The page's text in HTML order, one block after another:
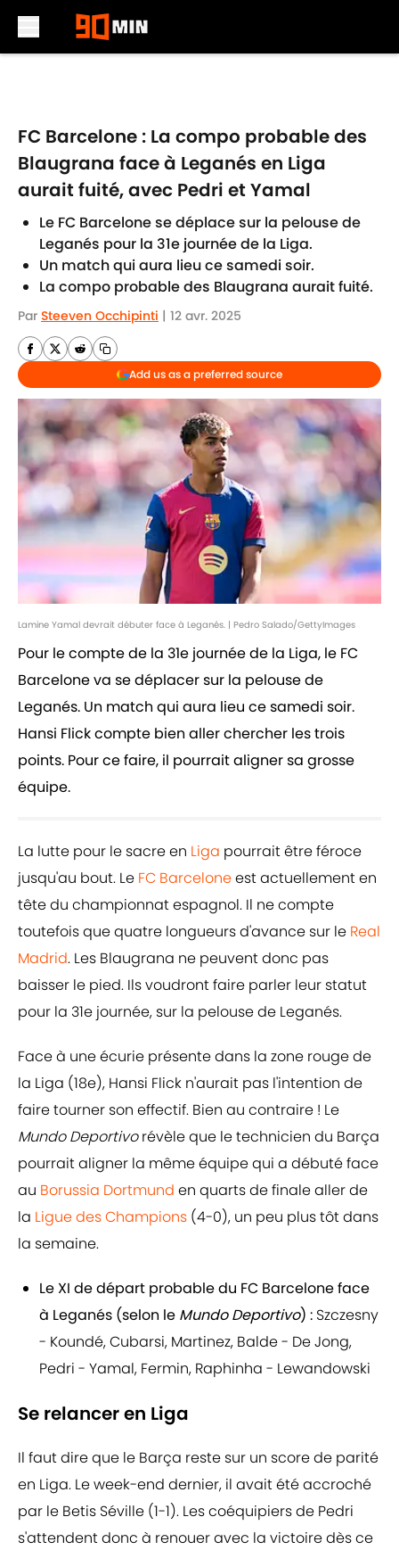
FC Barcelone : La compo probable des
Blaugrana face à Leganés en Liga
aurait fuité, avec Pedri et Yamal
Le FC Barcelone se déplace sur la pelouse de
Leganés pour la 31e journée de la Liga.
Un match qui aura lieu ce samedi soir.
La compo probable des Blaugrana aurait fuité.
Par Steeven Occhipinti | 12 avr. 2025
Add us as a preferred source
Lamine Yamal devrait débuter face à Leganés. | Pedro Salado/GettyImages
Pour le compte de la 31e journée de la Liga, le FC
Barcelone va se déplacer sur la pelouse de
Leganés. Un match qui aura lieu ce samedi soir.
Hansi Flick compte bien aller chercher les trois
points. Pour ce faire, il pourrait aligner sa grosse
équipe.
La lutte pour le sacre en Liga pourrait être féroce
jusqu'au bout. Le FC Barceloneest actuellement en
tête du championnat espagnol. Il ne compte
toutefois que quatre longueurs d'avance sur le Real
Madrid. Les Blaugrana ne peuvent donc pas
baisser le pied. Ils voudront faire parler leur statut
pour la 31e journée, sur la pelouse de Leganés.
Face à une écurie présente dans la zone rouge de
la Liga (18e), Hansi Flick n'aurait pas l'intention de
faire tourner son effectif. Bien au contraire ! Le
Mundo Deportivorévèle que le technicien du Barça
pourrait aligner la même équipe qui a débuté face
au Borussia Dortmund en quarts de finale aller de
la Ligue des Champions (4-0), un peu plus tôt dans
la semaine.
Le XI de départ probable du FC Barcelone face
à Leganés (selon le Mundo Deportivo) : Szczesny
- Koundé, Cubarsi, Martinez, Balde - De Jong,
Pedri - Yamal, Fermin, Raphinha - Lewandowski
Se relancer en Liga
Il faut dire que le Barça reste sur un score de parité
en Liga. Le week-end dernier, il avait été accroché
par le Betis Séville (1-1). Les coéquipiers de Pedri
s'attendent donc à renouer avec la victoire dès ce